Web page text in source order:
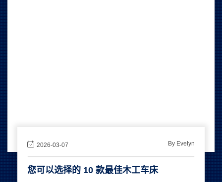
2026-03-07 By Evelyn
您可以选择的 10 款最佳木工车床